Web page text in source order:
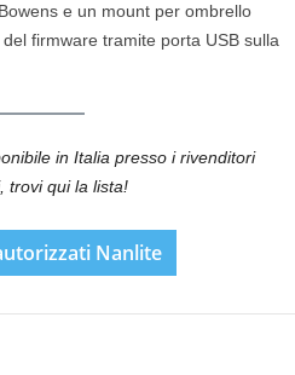
e un mount per ombrello
firmware tramite porta USB sulla
in Italia presso i rivenditori
trovi qui la lista!
Nanlite